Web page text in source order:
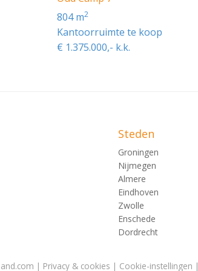
conform NEN 2580 (d.d. 26-2018).
met de volgende voorzieningen:
voorzien van o.a. een parketvloer,
804 m2
Kantoorruimte te koop
€ 1.375.000,- k.k.
Steden
Groningen
Nijmegen
Almere
Eindhoven
Zwolle
Enschede
Dordrecht
| Privacy & cookies | Cookie-instellingen |